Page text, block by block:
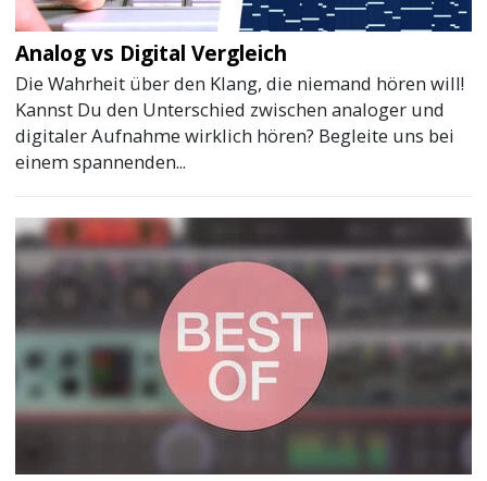
Analog vs Digital Vergleich
Die Wahrheit über den Klang, die niemand hören will!
Kannst Du den Unterschied zwischen analoger und
digitaler Aufnahme wirklich hören? Begleite uns bei
einem spannenden...